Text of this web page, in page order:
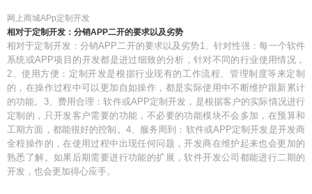
网上商城APp定制开发
相对于定制开发：分销APP二开的要求以及劣势
相对于定制开发：分销APP二开的要求以及劣势1、针对性强：每一个软件
系统或APP项目的开发都是进过细致的分析，针对不同的行业使用情况，
2、使用方便：定制开发是根据行业现有的工作流程、管理制度等来定制
的，在操作过程中可以更加自如操作，都是实际使用中不断维护跟新累计
的功能。3、费用合理：软件或APP定制开发，是根据客户的实际情况进行
定制的，只开发客户需要的功能，不必要的功能模块不会多加，在预算和
工期方面，都能很好的控制。4、服务周到：软件或APP定制开发是开发商
全程操作的，在使用过程中出现任何问题，开发商在维护起来也会更加的
熟悉了解。如果后期需要进行功能的扩展，软件开发公司都能进行二期的
开发，也会更加得心应手。